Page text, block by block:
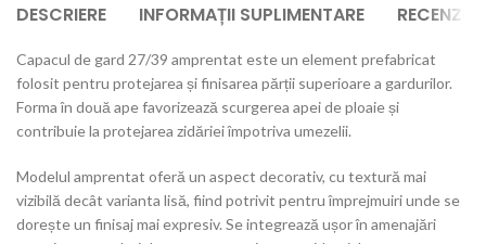
DESCRIERE INFORMAȚII SUPLIMENTARE RECENZII
Capacul de gard 27/39 amprentat este un element prefabricat
folosit pentru protejarea și finisarea părții superioare a gardurilor.
Forma în două ape favorizează scurgerea apei de ploaie și
contribuie la protejarea zidăriei împotriva umezelii.
Modelul amprentat oferă un aspect decorativ, cu textură mai
vizibilă decât varianta lisă, fiind potrivit pentru împrejmuiri unde se
dorește un finisaj mai expresiv. Se integrează ușor în amenajări